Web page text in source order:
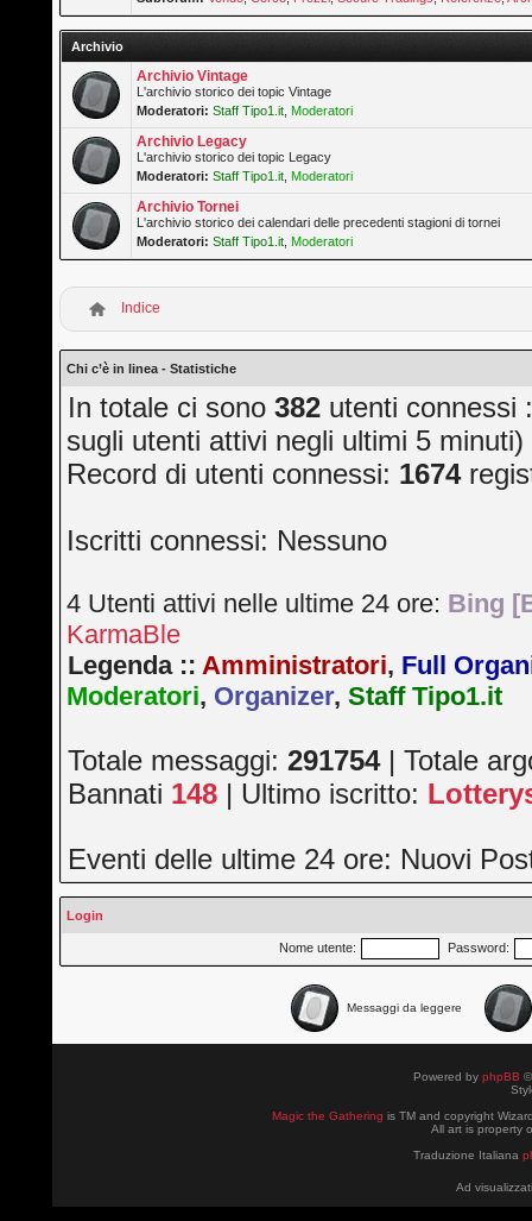
Archivio
Archivio Vintage
L'archivio storico dei topic Vintage
Moderatori: Staff Tipo1.it Moderatori
Archivio Legacy
L'archivio storico dei topic Legacy
Moderatori: Staff Tipo1.it Moderatori
Archivio Tornei
L'archivio storico dei calendari delle precedenti stagioni di tornei
Moderatori: Staff Tipo1.it Moderatori
Indice
Chi c’è in linea - Statistiche
In totale ci sono382 utenti connessi
sugli utenti attivi negli ultimi 5 minuti)
Record di utenti connessi: 1674
Iscritti connessi: Nessuno
4 Utenti attivi nelle ultime 24 ore: Bing
KarmaBle
Legenda ::Amministratori, Full
Moderatori, Organizer,Staff Tipo1.it
Totale messaggi:291754| Totale
Bannati 148 | Ultimo iscritto:
Eventi delle ultime 24 ore: Nuovi
Login
Nome utente: Password:
Messaggi da leggere
Powered by phpBB
Magic the Gathering is TM and copyright
All art is property
Traduzione Italiana
Ad